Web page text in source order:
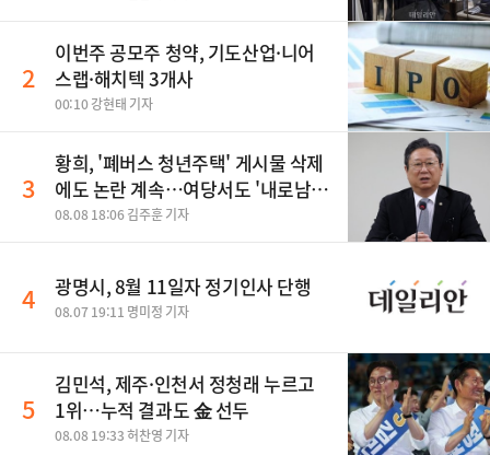
2
이번주 공모주 청약, 기도산업·니어
스랩·해치텍 3개사
00:10 강현태 기자
3
황희, '폐버스 청년주택' 게시물 삭제
에도 논란 계속…여당서도 '내로남
불' 비판
08.08 18:06 김주훈 기자
4 광명시, 8월 11일자 정기인사 단행
08.07 19:11 명미정 기자
5
김민석, 제주·인천서 정청래 누르고
1위…누적 결과도 金 선두
08.08 19:33 허찬영 기자